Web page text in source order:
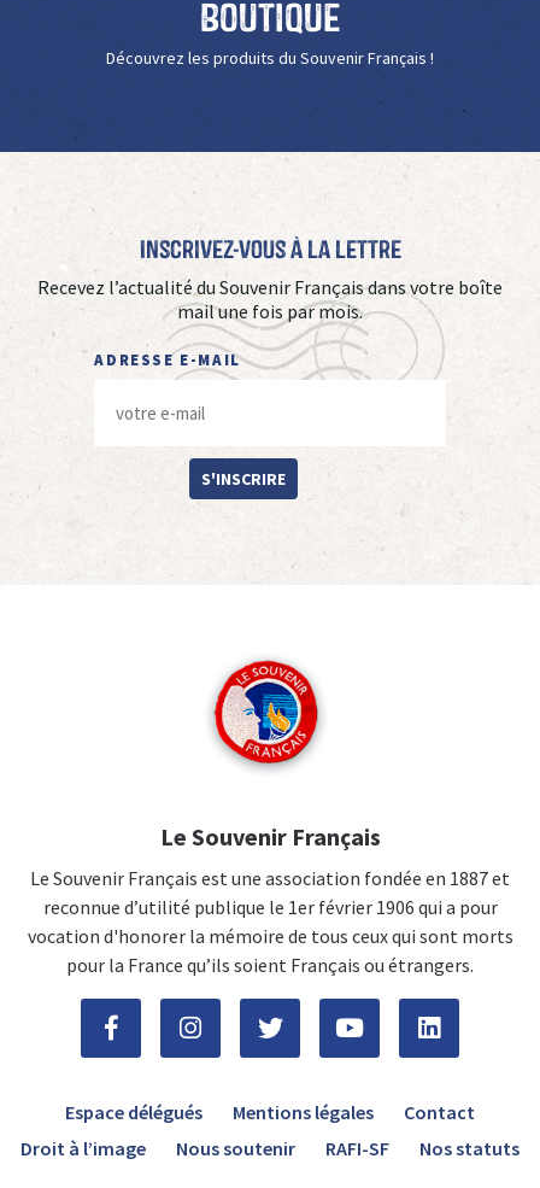
Boutique
Découvrez les produits du Souvenir Français !
Inscrivez-vous à La Lettre
Recevez l’actualité du Souvenir Français dans votre boîte
mail une fois par mois.
ADRESSE E-MAIL
S'INSCRIRE
Le Souvenir Français
Le Souvenir Français est une association fondée en 1887 et
reconnue d’utilité publique le 1er février 1906 qui a pour
vocation d'honorer la mémoire de tous ceux qui sont morts
pour la France qu’ils soient Français ou étrangers.
Espace délégués Mentions légales
Contact
Droit à l’image
Nous soutenir RAFI-SF Nos statuts